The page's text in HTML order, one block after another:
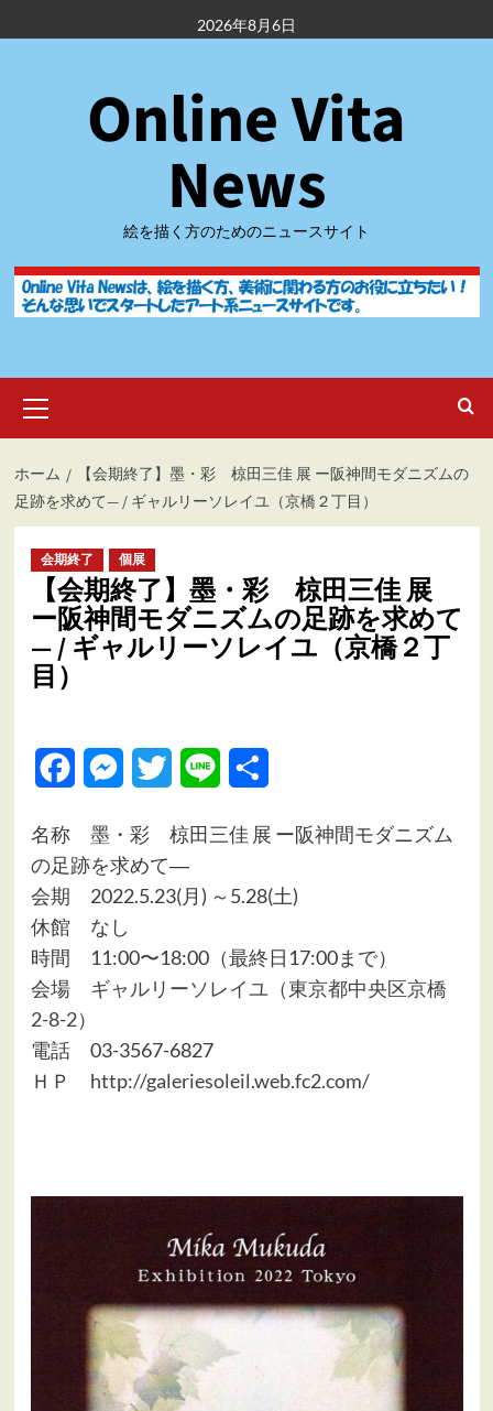
容
2026年8月6日
Online Vita
News
絵を描く方のためのニュースサイト
イ
ン
ニ
ュ
ー
ホーム
【会期終了】墨・彩 椋田三佳 展 ー阪神間モダニズムの
足跡を求めて― / ギャルリーソレイユ（京橋２丁目）
会期終了 個展
【会期終了】墨・彩 椋田三佳 展
ー阪神間モダニズムの足跡を求めて
― / ギャルリーソレイユ（京橋２丁
目）
FacebookMessenger
Twitter Line
名称 墨・彩 椋田三佳 展 ー阪神間モダニズム
の足跡を求めて―
会期 2022.5.23(月) ～5.28(土)
休館 なし
時間 11:00〜18:00（最終日17:00まで）
会場 ギャルリーソレイユ（東京都中央区京橋
2-8-2）
電話 03-3567-6827
ＨＰ http://galeriesoleil.web.fc2.com/